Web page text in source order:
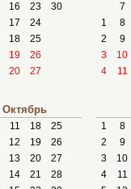
16 23
30
17
24
18
25
19
26
20 27
7
1
8
2
9
3
10
4
11
Октябрь
11 18
25
12 19
26
13 20
27
14 21
28
1
8
2
9
3
10
4
11